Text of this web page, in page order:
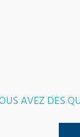
AVEZ DES